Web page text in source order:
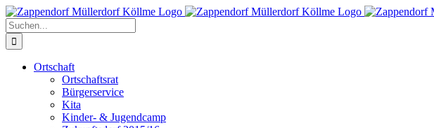
Zum
Inhalt
springen
Suche
nach:
Ortschaft
Ortschaftsrat
Bürgerservice
Kita
Kinder- & Jugendcamp